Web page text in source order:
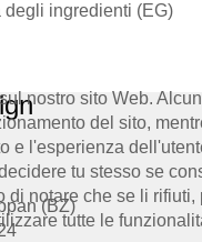
degli ingredienti (EG)
(BZ)
nostro sito Web.
del sito,
e l'esperienza
tu stesso se
di notare che se li rifiuti,
tutte le